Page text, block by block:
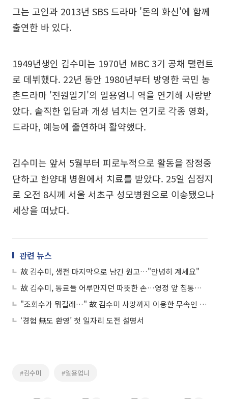
그는 고인과 2013년 SBS 드라마 '돈의 화신'에 함께
출연한 바 있다.
1949년생인 김수미는 1970년 MBC 3기 공채 탤런트
로 데뷔했다. 22년 동안 1980년부터 방영한 국민 농
촌드라마 '전원일기'의 일용엄니 역을 연기해 사랑받
았다. 솔직한 입담과 개성 넘치는 연기로 각종 영화,
드라마, 예능에 출연하며 활약했다.
김수미는 앞서 5월부터 피로누적으로 활동을 잠정중
단하고 한양대 병원에서 치료를 받았다. 25일 심정지
로 오전 8시께 서울 서초구 성모병원으로 이송됐으나
세상을 떠났다.
관련 뉴스
故 김수미, 생전 마지막으로 남긴 원고…"안녕히 계세요"
故 김수미, 동료들 어루만지던 따뜻한 손…영정 앞 침통한 배우들
"조회수가 뭐길래…" 故 김수미 사망까지 이용한 무속인 유튜버…"저승사자 보여"
‘경험 無도 환영’ 첫 일자리 도전 설명서
#김수미 #일용엄니